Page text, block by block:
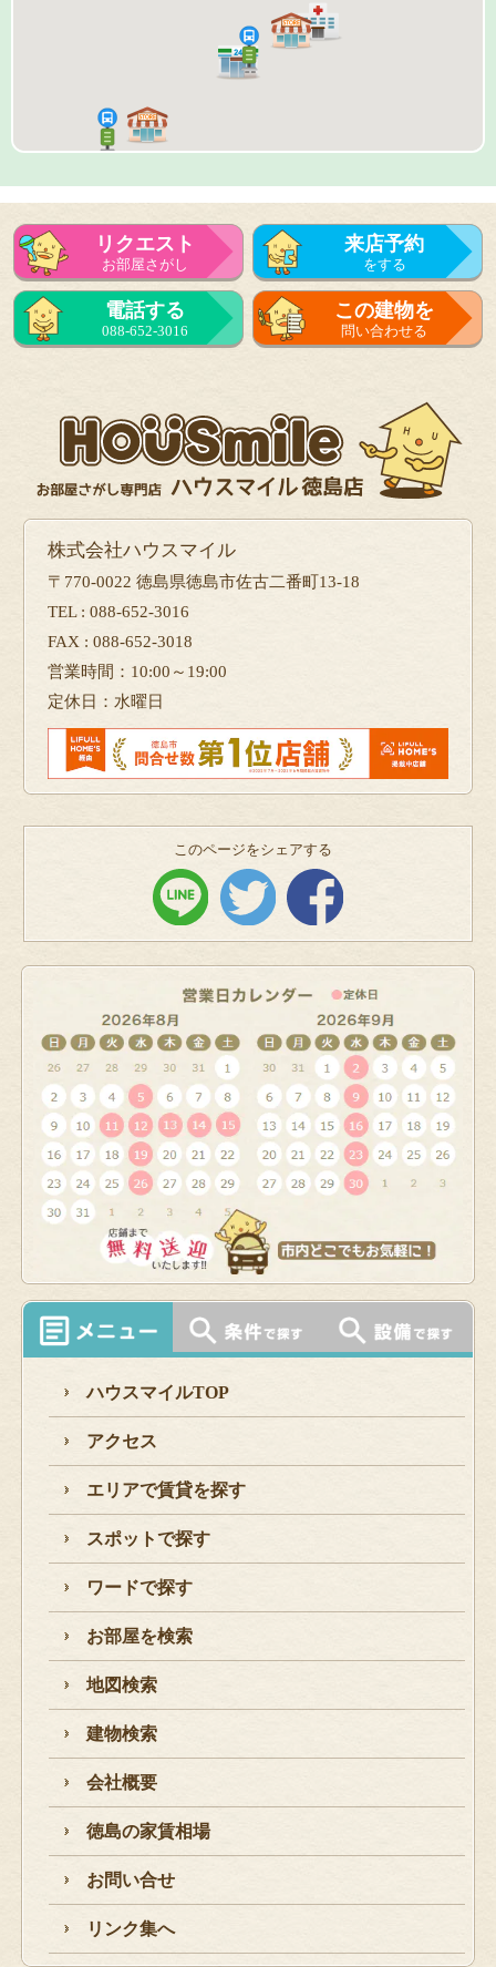
リクエスト
お部屋さがし
来店予約
をする
来店予約
をする
電話する
088-652-3016
この建物を
問い合わせる
株式会社ハウスマイル
〒770-0022 徳島県徳島市佐古二番町13-18
TEL : 088-652-3016
FAX : 088-652-3018
営業時間：10:00～19:00
定休日：水曜日
このページをシェアする
ハウスマイルTOP
アクセス
エリアで賃貸を探す
スポットで探す
ワードで探す
お部屋を検索
地図検索
建物検索
会社概要
徳島の家賃相場
お問い合せ
リンク集へ